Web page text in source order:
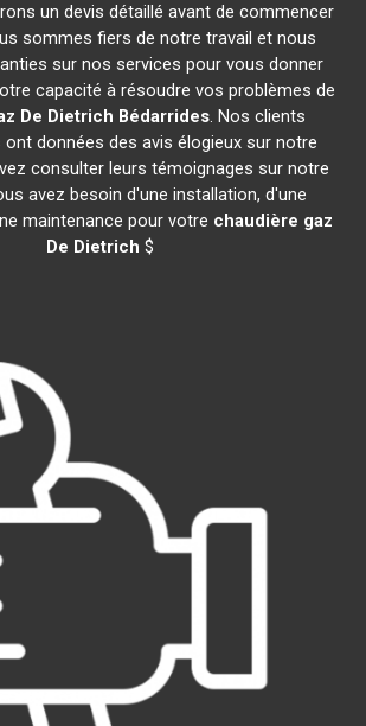
un devis détaillé avant de commencer
sommes fiers de notre travail et nous
sur nos services pour vous donner
capacité à résoudre vos problèmes de
De Dietrich Bédarrides. Nos clients
données des avis élogieux sur notre
consulter leurs témoignages sur notre
avez besoin d'une installation, d'une
maintenance pour votre chaudière gaz
De Dietrich $